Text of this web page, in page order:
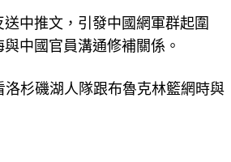
中推文，引發中國網軍群起圍
中國官員溝通修補關係。
杉磯湖人隊跟布魯克林籃網時與